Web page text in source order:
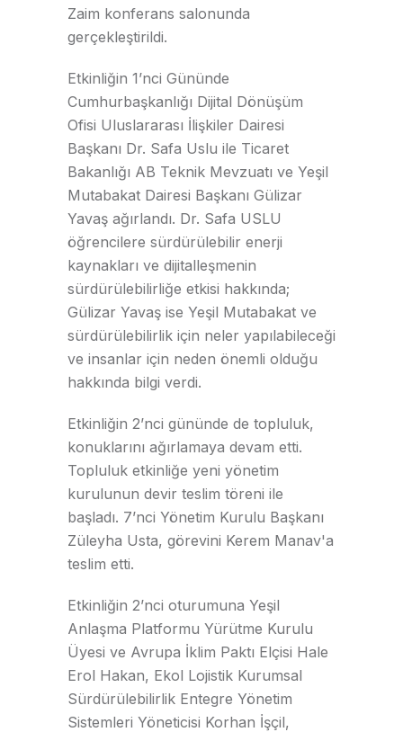
Zaim konferans salonunda
gerçekleştirildi.
Etkinliğin 1’nci Gününde
Cumhurbaşkanlığı Dijital Dönüşüm
Ofisi Uluslararası İlişkiler Dairesi
Başkanı Dr. Safa Uslu ile Ticaret
Bakanlığı AB Teknik Mevzuatı ve Yeşil
Mutabakat Dairesi Başkanı Gülizar
Yavaş ağırlandı. Dr. Safa USLU
öğrencilere sürdürülebilir enerji
kaynakları ve dijitalleşmenin
sürdürülebilirliğe etkisi hakkında;
Gülizar Yavaş ise Yeşil Mutabakat ve
sürdürülebilirlik için neler yapılabileceği
ve insanlar için neden önemli olduğu
hakkında bilgi verdi.
Etkinliğin 2’nci gününde de topluluk,
konuklarını ağırlamaya devam etti.
Topluluk etkinliğe yeni yönetim
kurulunun devir teslim töreni ile
başladı. 7’nci Yönetim Kurulu Başkanı
Züleyha Usta, görevini Kerem Manav'a
teslim etti.
Etkinliğin 2’nci oturumuna Yeşil
Anlaşma Platformu Yürütme Kurulu
Üyesi ve Avrupa İklim Paktı Elçisi Hale
Erol Hakan, Ekol Lojistik Kurumsal
Sürdürülebilirlik Entegre Yönetim
Sistemleri Yöneticisi Korhan İşçil,